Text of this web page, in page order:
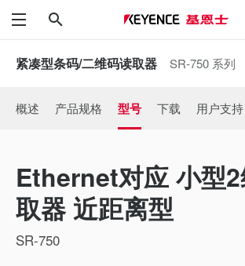
菜单
紧凑型条码/二维码读取器 SR-750 系列
概述 产品规格 型号 下载 用户支持
Ethernet对应 小型
取器 近距离型
SR-750